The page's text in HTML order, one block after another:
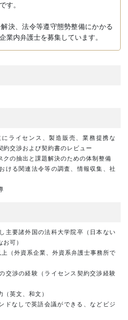
す。
決、法令等遵守態勢整備にかかる
業内弁護士を募集しています。
ライセンス、製造販売、業務提携な
約交渉および契約書のレビュー
クの抽出と課題解決のための体制整備
ける関連法令等の調査、情報収集、社
主要諸外国の法科大学院卒（日本ない
可）
（外資系企業、外資系弁護士事務所で
交渉の経験（ライセンス契約交渉経験
（英文、和文）
ドなしで英語会議ができる、などビジ